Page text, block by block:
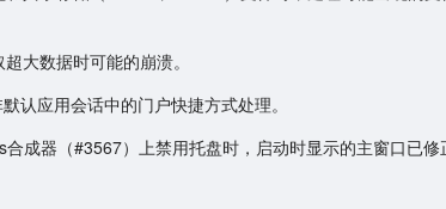
大数据时可能的崩溃。
认应用会话中的门户快捷方式处理。
成器（#3567）上禁用托盘时，启动时显示的主窗口已修